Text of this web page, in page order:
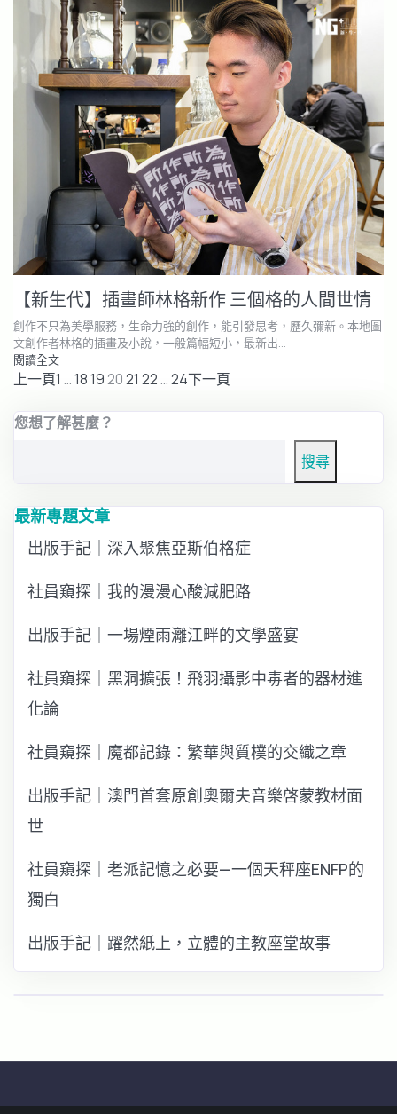
【新生代】插畫師林格新作 三個格的人間世情
創作不只為美學服務，生命力強的創作，能引發思考，歷久彌新。本地圖
文創作者林格的插畫及小說，一般篇幅短小，最新出…
閱讀全文
上一頁1 …18192021 22…24下一頁
您想了解甚麼？
搜尋
最新專題文章
出版手記｜深入聚焦亞斯伯格症
社員窺探｜我的漫漫心酸減肥路
出版手記｜一場煙雨灕江畔的文學盛宴
社員窺探｜黑洞擴張！飛羽攝影中毒者的器材進
化論
社員窺探｜魔都記錄：繁華與質樸的交織之章
出版手記｜澳門首套原創奧爾夫音樂啓蒙教材面
世
社員窺探｜老派記憶之必要—一個天秤座ENFP的
獨白
出版手記｜躍然紙上，立體的主教座堂故事